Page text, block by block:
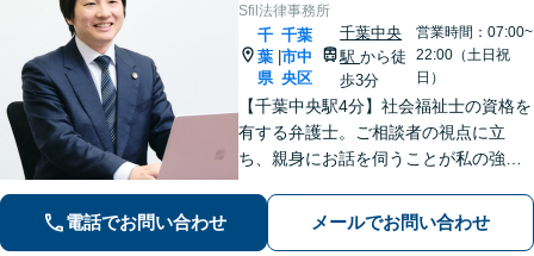
Sfil法律事務所
千
葉
県
千葉
市中
央区
千葉中央
駅から徒
歩3分
営業時間：07:00~
22:00（土日祝
日）
【千葉中央駅4分】社会福祉士の資格を
有する弁護士。ご相談者の視点に立
ち、親身にお話を伺うことが私の強み
だろうか」と迷われている方でも、ま
ずはお気軽にご相談ください【休日・
電話でお問い合わせ メールでお問い合わせ